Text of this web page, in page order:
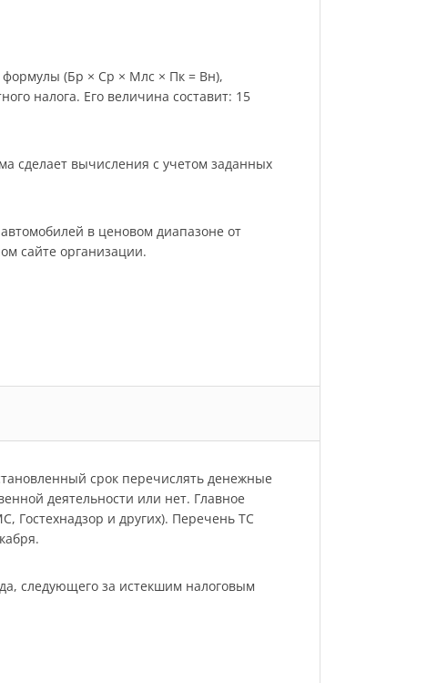
(Бр × Ср × Млс × Пк = Вн),
налога. Его величина составит: 15
сделает вычисления с учетом заданных
в ценовом диапазоне от
сайте организации.
срок перечислять денежные
деятельности или нет. Главное
Гостехнадзор и других). Перечень ТС
следующего за истекшим налоговым